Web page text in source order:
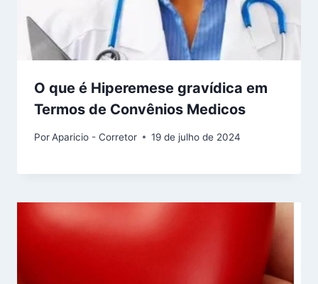
O que é Hiperemese gravídica em
Termos de Convênios Medicos
PorAparicio - Corretor 19 de julho de 2024